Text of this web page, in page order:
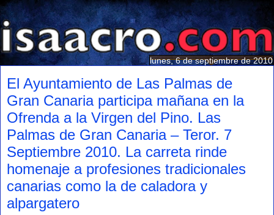
lunes, 6 de septiembre de 2010
El Ayuntamiento de Las Palmas de
Gran Canaria participa mañana en la
Ofrenda a la Virgen del Pino. Las
Palmas de Gran Canaria – Teror. 7
Septiembre 2010. La carreta rinde
homenaje a profesiones tradicionales
canarias como la de caladora y
alpargatero